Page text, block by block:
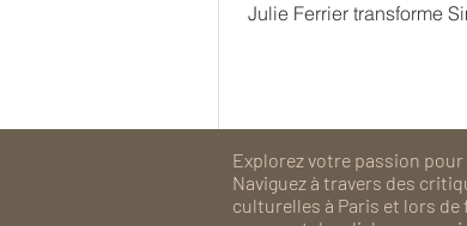
Julie Ferrier transforme
Explorez votre passion
Naviguez à travers des
culturelles à Paris et lors